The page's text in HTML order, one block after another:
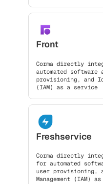
Front
Corma directly
automated software
provisioning, and
(IAM) as a service
Freshservice
Corma directly
for automated
user provisioning,
Management (IAM)